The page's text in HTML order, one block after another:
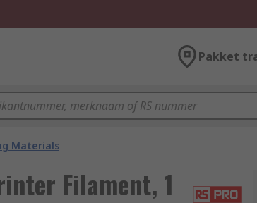
Pakket
Materials
Filament, 1